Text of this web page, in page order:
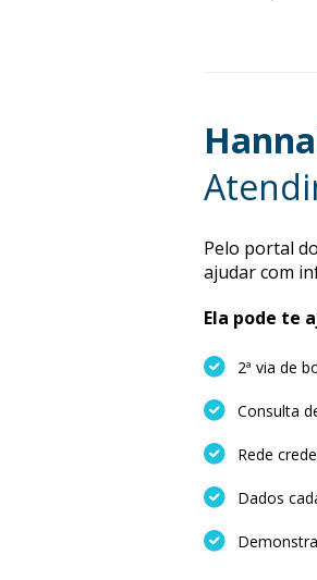
Pelo portal
ajudar com
Ela pode te
2ª via de
Consulta
Rede
Dados